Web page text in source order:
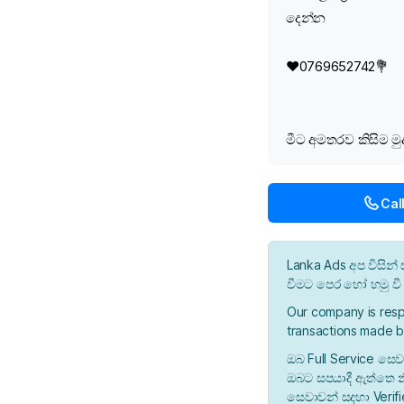
දෙන්න
♥️0769652742💐
මීට අමතරව කිසිම
Lanka Ads අප
වීමට පෙර හෝ හමු
Our company is
transactions made
ඔබ Full Service
ඔබට සපයාදී ඇත්තෙ
සෙවාවන් සදහා